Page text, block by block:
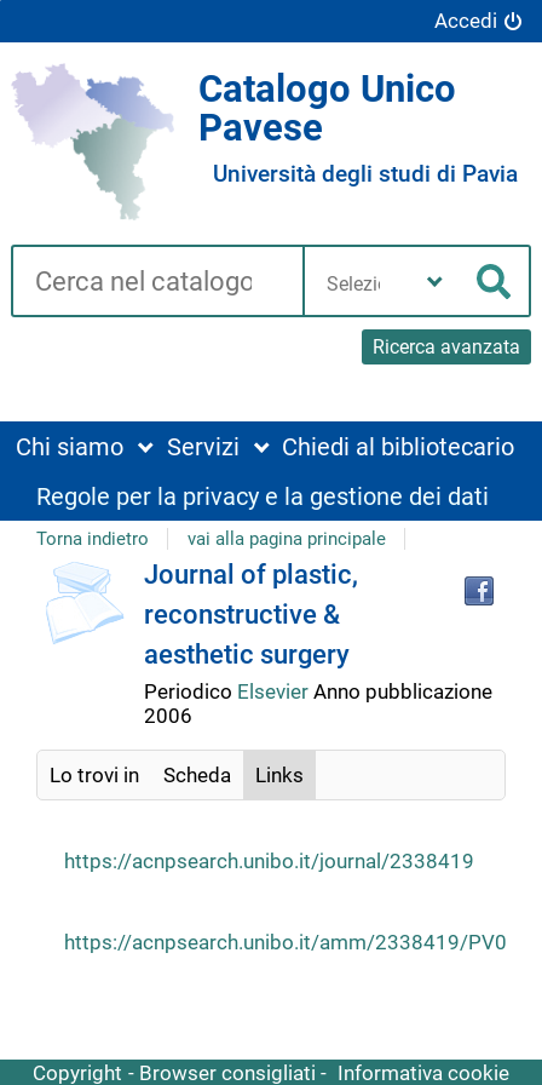
Accedi
Catalogo Unico
Pavese
Università degli studi di Pavia
Cerca su "Catalogo"
Ricerca avanzata
biblioteca
Chi siamo Servizi
Chiedi al bibliotecario
Regole per la privacy e la gestione dei dati
Torna indietro vai alla pagina principale
Dettaglio
del
documento
copertina
Journal of plastic,
reconstructive &
aesthetic surgery
Periodico Elsevier Anno pubblicazione
2006
Lo trovi in Scheda Links
https://acnpsearch.unibo.it/journal/2338419
https://acnpsearch.unibo.it/amm/2338419/PV027
Copyright Browser consigliati Informativa cookie